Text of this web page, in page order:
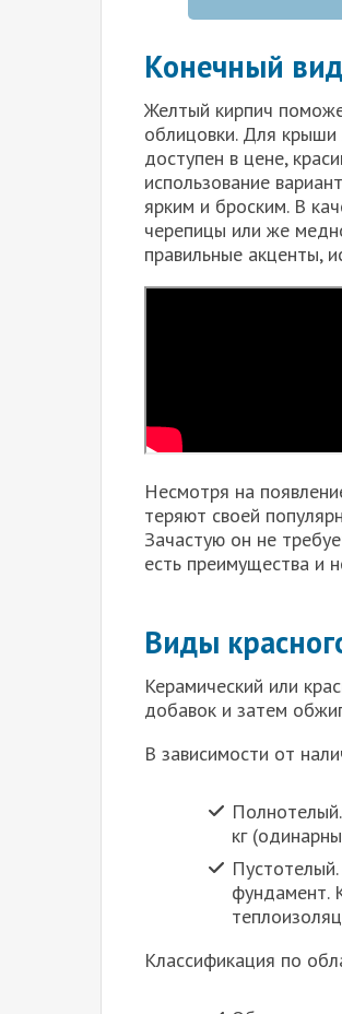
Конечный
Желтый кирпич
облицовки. Для
доступен в цене,
использование
ярким и броским. В
черепицы или же
правильные акценты,
Несмотря на
теряют своей
Зачастую он не
есть преимущества и
Виды
Керамический или
добавок и затем
В зависимости от
кг
фундамент.
Классификация по